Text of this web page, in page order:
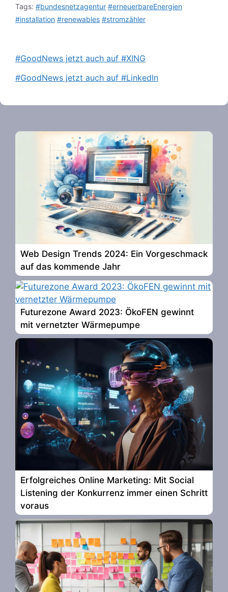
Tags: #bundesnetzagentur #erneuerbareEnergien
#installation #renewables #stromzähler
#GoodNews jetzt auch auf #XING
#GoodNews jetzt auch auf #LinkedIn
Web Design Trends 2024: Ein Vorgeschmack
auf das kommende Jahr
Futurezone Award 2023: ÖkoFEN gewinnt
mit vernetzter Wärmepumpe
Erfolgreiches Online Marketing: Mit Social
Listening der Konkurrenz immer einen Schritt
voraus